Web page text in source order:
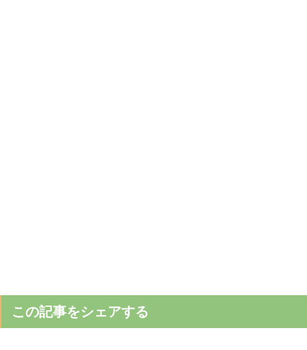
この記事をシェアする